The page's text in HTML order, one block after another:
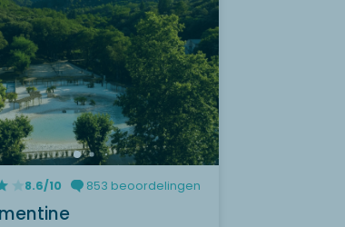
8.6/10 853 beoordelingen